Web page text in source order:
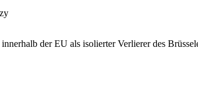
der EU als isolierter Verlierer des